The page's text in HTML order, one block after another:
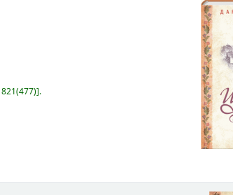
821(477) .